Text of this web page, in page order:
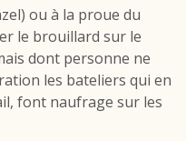
ou à la proue du
le brouillard sur le
dont personne ne
les bateliers qui en
font naufrage sur les